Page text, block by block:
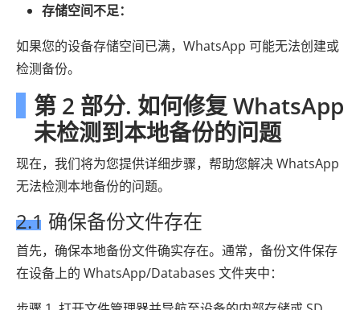
存储空间不足：
如果您的设备存储空间已满，WhatsApp 可能无法创建或
检测备份。
第 2 部分. 如何修复 WhatsApp
未检测到本地备份的问题
现在，我们将为您提供详细步骤，帮助您解决 WhatsApp
无法检测本地备份的问题。
2.1 确保备份文件存在
首先，确保本地备份文件确实存在。通常，备份文件保存
在设备上的 WhatsApp/Databases 文件夹中：